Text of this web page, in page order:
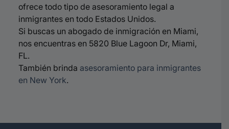
ofrece todo tipo de asesoramiento legal a
inmigrantes en todo Estados Unidos.
Si buscas un abogado de inmigración en Miami,
nos encuentras en 5820 Blue Lagoon Dr, Miami,
FL.
También brinda asesoramiento para inmigrantes
en New York.